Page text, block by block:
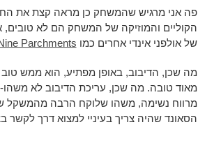
פה אני מרגיש שהמשחק כן מראה קצת את
הקוליים והמוזיקה של המשחק הם לא
של אולפני אינדי אחרים כמו Parchments
מה שכן, הדיבוב, באופן מפתיע, הוא ממש
מאוד טובה. מה שכן, עריכת הדיבוב לא
מרווח נשימה, משהו שלוקח הרבה מהמשקל
הסאונד שהיה צריך בעיניי למצוא דרך לקשר